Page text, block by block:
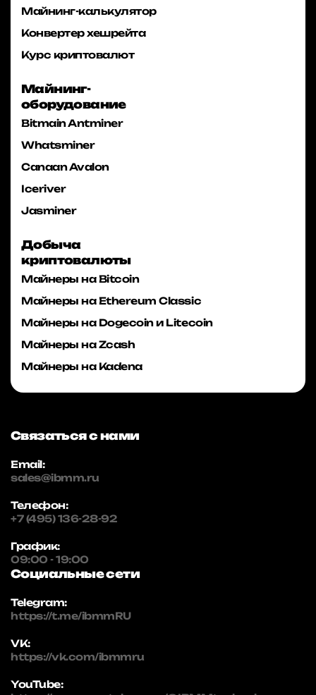
Майнинг-калькулятор
Конвертер хешрейта
Курс криптовалют
Майнинг-
оборудование
Bitmain Antminer
Whatsminer
Canaan Avalon
Iceriver
Jasminer
Добыча
криптовалюты
Майнеры на Bitcoin
Майнеры на Ethereum Classic
Майнеры на Dogecoin и Litecoin
Майнеры на Zcash
Майнеры на Kadena
Связаться с нами
Email:
sales@ibmm.ru
Телефон:
+7 (495) 136-28-92
График:
09:00 - 19:00
Социальные сети
Telegram:
https://t.me/ibmmRU
VK:
https://vk.com/ibmmru
YouTube: